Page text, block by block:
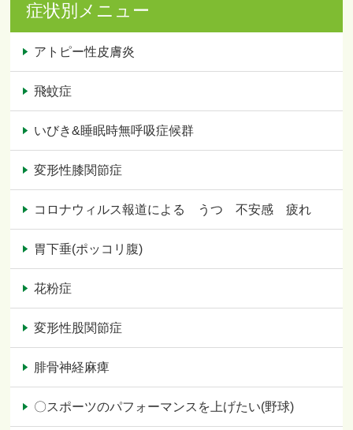
症状別メニュー
アトピー性皮膚炎
飛蚊症
いびき&睡眠時無呼吸症候群
変形性膝関節症
コロナウィルス報道による うつ 不安感 疲れ
胃下垂(ポッコリ腹)
花粉症
変形性股関節症
腓骨神経麻痺
〇スポーツのパフォーマンスを上げたい(野球)